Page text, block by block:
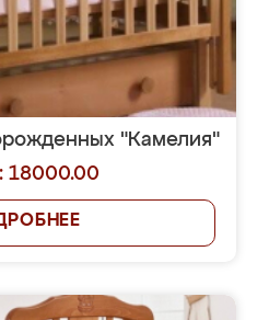
"Камелия"
18000.00